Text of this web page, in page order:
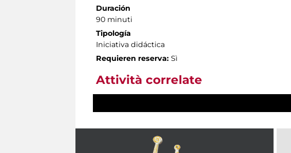
Duración
90 minuti
Tipología
Iniciativa didáctica
Requieren reserva: Sì
Attività correlate